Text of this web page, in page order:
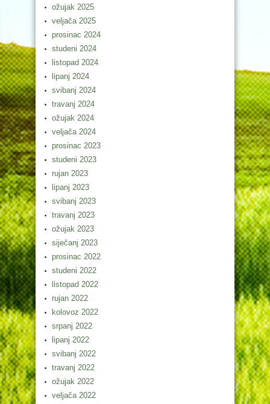
ožujak 2025
veljača 2025
prosinac 2024
studeni 2024
listopad 2024
lipanj 2024
svibanj 2024
travanj 2024
ožujak 2024
veljača 2024
prosinac 2023
studeni 2023
rujan 2023
lipanj 2023
svibanj 2023
travanj 2023
ožujak 2023
siječanj 2023
prosinac 2022
studeni 2022
listopad 2022
rujan 2022
kolovoz 2022
srpanj 2022
lipanj 2022
svibanj 2022
travanj 2022
ožujak 2022
veljača 2022